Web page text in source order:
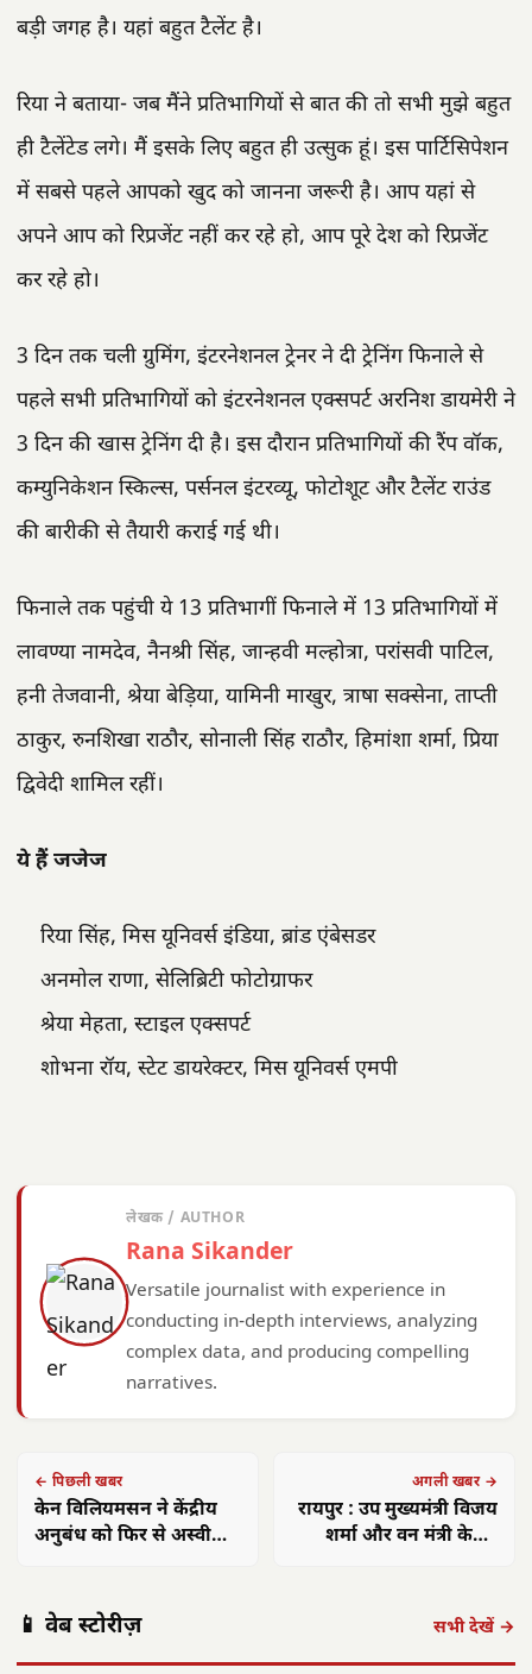
बड़ी जगह है। यहां बहुत टैलेंट है।
रिया ने बताया- जब मैंने प्रतिभागियों से बात की तो सभी मुझे बहुत
ही टैलेंटेड लगे। मैं इसके लिए बहुत ही उत्सुक हूं। इस पार्टिसिपेशन
में सबसे पहले आपको खुद को जानना जरूरी है। आप यहां से
अपने आप को रिप्रजेंट नहीं कर रहे हो, आप पूरे देश को रिप्रजेंट
कर रहे हो।
3 दिन तक चली ग्रुमिंग, इंटरनेशनल ट्रेनर ने दी ट्रेनिंग फिनाले से
पहले सभी प्रतिभागियों को इंटरनेशनल एक्सपर्ट अरनिश डायमेरी ने
3 दिन की खास ट्रेनिंग दी है। इस दौरान प्रतिभागियों की रैंप वॉक,
कम्युनिकेशन स्किल्स, पर्सनल इंटरव्यू, फोटोशूट और टैलेंट राउंड
की बारीकी से तैयारी कराई गई थी।
फिनाले तक पहुंची ये 13 प्रतिभागीं फिनाले में 13 प्रतिभागियों में
लावण्या नामदेव, नैनश्री सिंह, जान्हवी मल्होत्रा, परांसवी पाटिल,
हनी तेजवानी, श्रेया बेड़िया, यामिनी माखुर, त्राषा सक्सेना, ताप्ती
ठाकुर, रुनशिखा राठौर, सोनाली सिंह राठौर, हिमांशा शर्मा, प्रिया
द्विवेदी शामिल रहीं।
ये हैं जजेज
रिया सिंह, मिस यूनिवर्स इंडिया, ब्रांड एंबेसडर
अनमोल राणा, सेलिब्रिटी फोटोग्राफर
श्रेया मेहता, स्टाइल एक्सपर्ट
शोभना रॉय, स्टेट डायरेक्टर, मिस यूनिवर्स एमपी
लेखक / AUTHOR
Rana Sikander
Versatile journalist with experience in
conducting in-depth interviews, analyzing
complex data, and producing compelling
narratives.
← पिछली खबर
केन विलियमसन ने केंद्रीय
अनुबंध को फिर से अस्वीकार
अगली खबर →
रायपुर : उप मुख्यमंत्री विजय
शर्मा और वन मंत्री केदार
📱 वेब स्टोरीज़ सभी देखें →
'बीज बोने में लगा
वासेपुर'…
साय के नेतृत्व में…
फोकस— हर पात्र
शासन…